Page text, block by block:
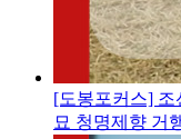
[도봉포커스] 조
묘 청명제향 거